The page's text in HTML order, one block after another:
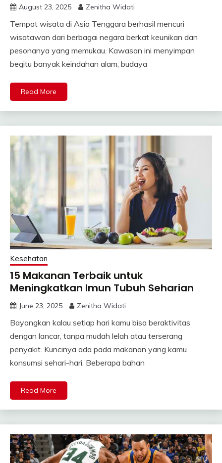
August 23, 2025 Zenitha Widati
Tempat wisata di Asia Tenggara berhasil mencuri
wisatawan dari berbagai negara berkat keunikan dan
pesonanya yang memukau. Kawasan ini menyimpan
begitu banyak keindahan alam, budaya
Read More
Kesehatan
15 Makanan Terbaik untuk
Meningkatkan Imun Tubuh Seharian
June 23, 2025 Zenitha Widati
Bayangkan kalau setiap hari kamu bisa beraktivitas
dengan lancar, tanpa mudah lelah atau terserang
penyakit. Kuncinya ada pada makanan yang kamu
konsumsi sehari-hari. Beberapa bahan
Read More